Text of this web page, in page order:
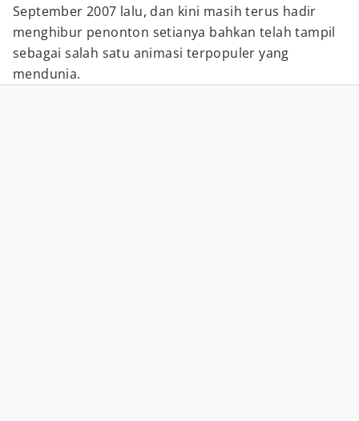
September 2007 lalu, dan kini masih terus hadir
menghibur penonton setianya bahkan telah tampil
sebagai salah satu animasi terpopuler yang
mendunia.